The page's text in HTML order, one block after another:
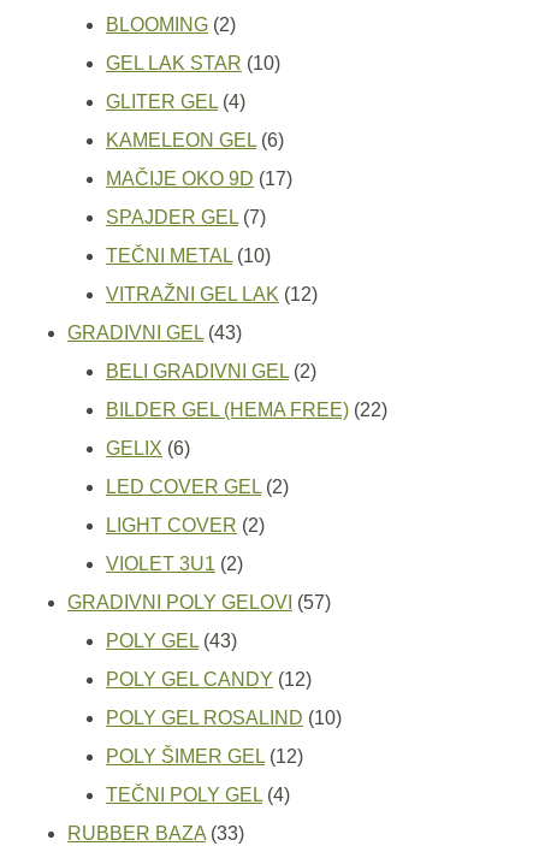
proizvoda
BLOOMING 22
proizvoda
GEL LAK STAR 1010
GLITER GEL 44
proizvoda
KAMELEON GEL 66
proizvoda
MAČIJE OKO 9D 1717
SPAJDER GEL 77
proizvoda
TEČNI METAL 1010
proizvoda
VITRAŽNI GEL LAK 1212
GRADIVNI GEL 4343
proizvoda
BELI GRADIVNI GEL 22
proizvoda
BILDER GEL (HEMA FREE) 2222
GELIX 66
proizvoda
LED COVER GEL 22
LIGHT COVER 22
VIOLET 3U1 22
proizvoda
GRADIVNI POLY GELOVI 5757
POLY GEL 4343
proizvoda
POLY GEL CANDY 1212
proizvoda
POLY GEL ROSALIND 1010
POLY ŠIMER GEL 1212
TEČNI POLY GEL 44
RUBBER BAZA 3333